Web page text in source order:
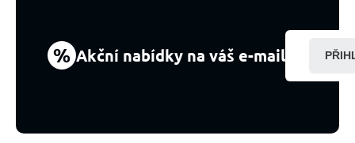
% Akční nabídky na váš e-mail